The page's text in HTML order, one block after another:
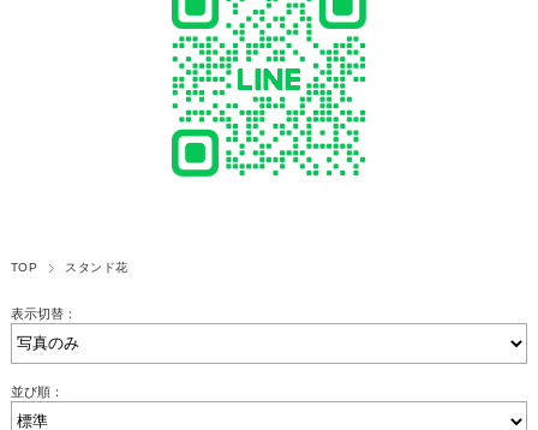
TOP スタンド花
表示切替：
並び順：